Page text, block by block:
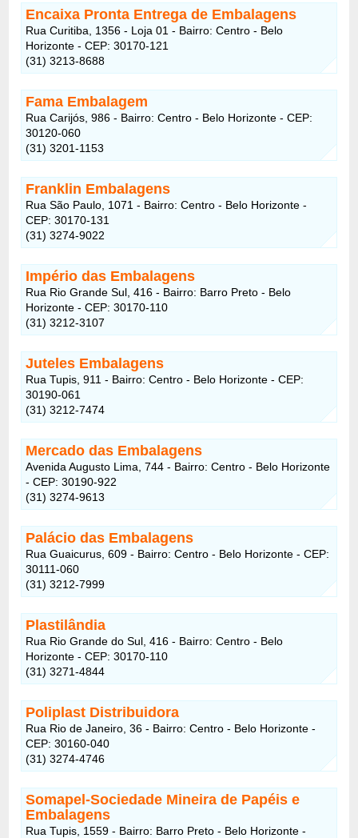
Encaixa Pronta Entrega de Embalagens
Rua Curitiba, 1356 - Loja 01 - Bairro: Centro - Belo
Horizonte - CEP: 30170-121
(31) 3213-8688
Fama Embalagem
Rua Carijós, 986 - Bairro: Centro - Belo Horizonte - CEP:
30120-060
(31) 3201-1153
Franklin Embalagens
Rua São Paulo, 1071 - Bairro: Centro - Belo Horizonte -
CEP: 30170-131
(31) 3274-9022
Império das Embalagens
Rua Rio Grande Sul, 416 - Bairro: Barro Preto - Belo
Horizonte - CEP: 30170-110
(31) 3212-3107
Juteles Embalagens
Rua Tupis, 911 - Bairro: Centro - Belo Horizonte - CEP:
30190-061
(31) 3212-7474
Mercado das Embalagens
Avenida Augusto Lima, 744 - Bairro: Centro - Belo Horizonte
- CEP: 30190-922
(31) 3274-9613
Palácio das Embalagens
Rua Guaicurus, 609 - Bairro: Centro - Belo Horizonte - CEP:
30111-060
(31) 3212-7999
Plastilândia
Rua Rio Grande do Sul, 416 - Bairro: Centro - Belo
Horizonte - CEP: 30170-110
(31) 3271-4844
Poliplast Distribuidora
Rua Rio de Janeiro, 36 - Bairro: Centro - Belo Horizonte -
CEP: 30160-040
(31) 3274-4746
Somapel-Sociedade Mineira de Papéis e
Embalagens
Rua Tupis, 1559 - Bairro: Barro Preto - Belo Horizonte -